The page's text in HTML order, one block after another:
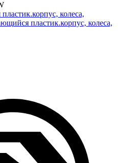
колеса,
пластик.корпус, колеса,